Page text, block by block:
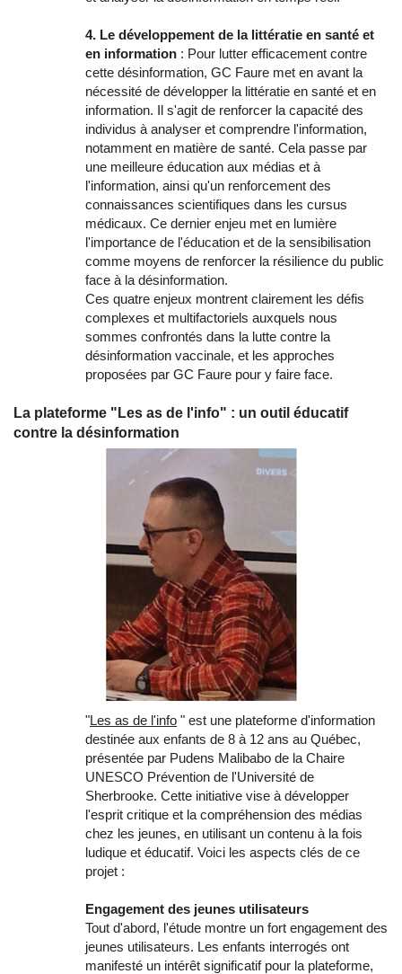
4. Le développement de la littératie en santé et
en information : Pour lutter efficacement contre
cette désinformation, GC Faure met en avant la
nécessité de développer la littératie en santé et en
information. Il s'agit de renforcer la capacité des
individus à analyser et comprendre l'information,
notamment en matière de santé. Cela passe par
une meilleure éducation aux médias et à
l'information, ainsi qu'un renforcement des
connaissances scientifiques dans les cursus
médicaux. Ce dernier enjeu met en lumière
l'importance de l'éducation et de la sensibilisation
comme moyens de renforcer la résilience du public
face à la désinformation.
Ces quatre enjeux montrent clairement les défis
complexes et multifactoriels auxquels nous
sommes confrontés dans la lutte contre la
désinformation vaccinale, et les approches
proposées par GC Faure pour y faire face.
La plateforme "Les as de l'info" : un outil éducatif
contre la désinformation
"Les as de l'info " est une plateforme d'information
destinée aux enfants de 8 à 12 ans au Québec,
présentée par Pudens Malibabo de la Chaire
UNESCO Prévention de l'Université de
Sherbrooke. Cette initiative vise à développer
l'esprit critique et la compréhension des médias
chez les jeunes, en utilisant un contenu à la fois
ludique et éducatif. Voici les aspects clés de ce
projet :
Engagement des jeunes utilisateurs
Tout d'abord, l'étude montre un fort engagement des
jeunes utilisateurs. Les enfants interrogés ont
manifesté un intérêt significatif pour la plateforme,